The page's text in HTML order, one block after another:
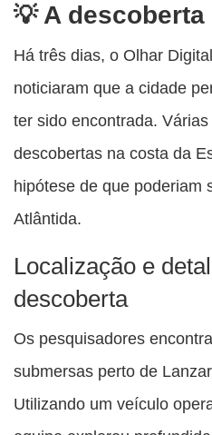
A descoberta
Há três dias, o Olhar
noticiaram que a cidade
ter sido encontrada.
descobertas na costa da
hipótese de que poderiam
Atlântida.
Localização e
descoberta
Os pesquisadores
submersas perto de
Utilizando um veículo